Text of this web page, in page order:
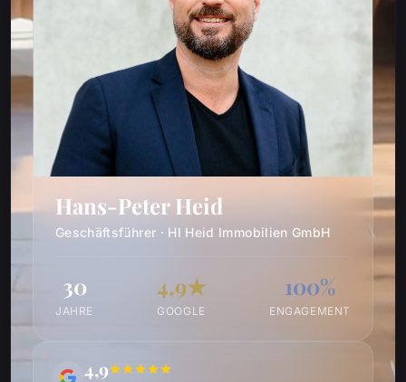
Hans-Peter Heid
Geschäftsführer · HI Heid Immobilien GmbH
30
JAHRE
4,9★
GOOGLE
100%
ENGAGEMENT
4,9